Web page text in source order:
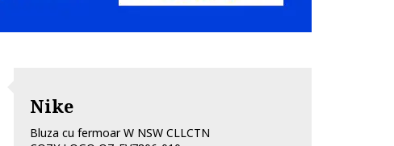
Nike
Bluza cu fermoar W NSW CLLCTN